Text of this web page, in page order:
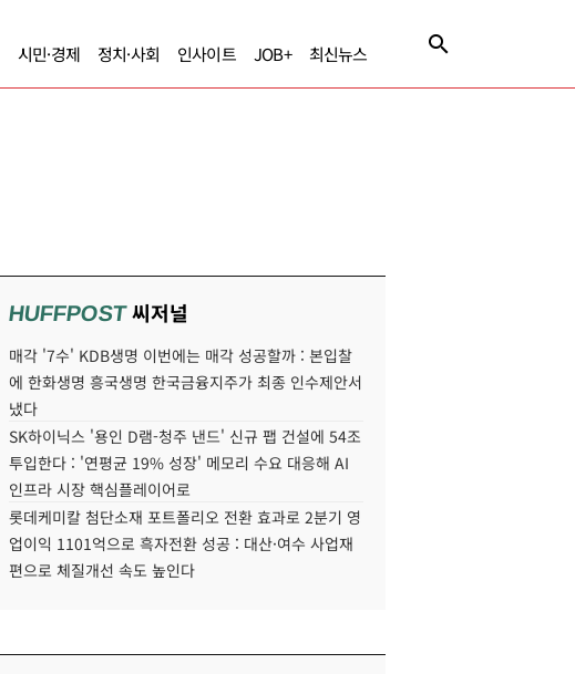
시민·경제 정치·사회 인사이트 JOB+ 최신뉴스
HUFFPOST씨저널
매각 '7수' KDB생명 이번에는 매각 성공할까 : 본입찰
에 한화생명 흥국생명 한국금융지주가 최종 인수제안서
냈다
SK하이닉스 '용인 D램-청주 낸드' 신규 팹 건설에 54조
투입한다 : '연평균 19% 성장' 메모리 수요 대응해 AI
인프라 시장 핵심플레이어로
롯데케미칼 첨단소재 포트폴리오 전환 효과로 2분기 영
업이익 1101억으로 흑자전환 성공 : 대산·여수 사업재
편으로 체질개선 속도 높인다